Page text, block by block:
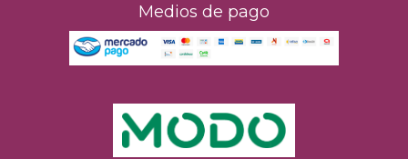
Medios de pago